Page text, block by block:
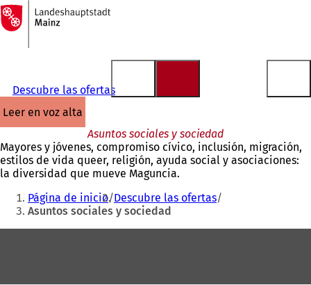
Saltar al contenido
A
la
página
Descubre las ofertas
leer en voz alta
Asuntos sociales y sociedad
Mayores y jóvenes, compromiso cívico, inclusión, migración,
estilos de vida queer, religión, ayuda social y asociaciones:
la diversidad que mueve Maguncia.
Estás
aquí:
Página de inicio Descubre las ofertas
Asuntos sociales y sociedad